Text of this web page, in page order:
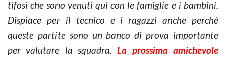
tifosi che sono venuti qui con le famiglie e i bambini.
Dispiace per il tecnico e i ragazzi anche perchè
queste partite sono un banco di prova importante
per valutare la squadra.La prossima amichevole